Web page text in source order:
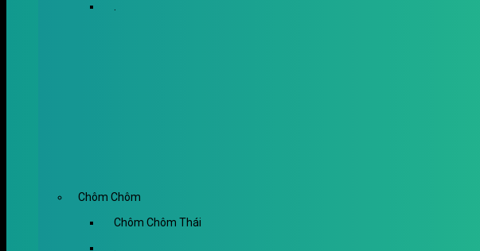
Chôm Chôm
Chôm Chôm Thái